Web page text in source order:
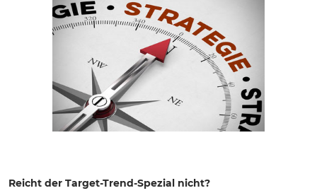
Reicht der Target-Trend-Spezial nicht?